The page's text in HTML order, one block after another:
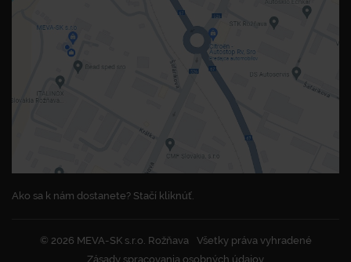
Ako sa k nám dostanete? Stačí kliknúť.
© 2026 MEVA-SK s.r.o. Rožňava
Všetky práva vyhradené
Zásady spracovania osobných údajov